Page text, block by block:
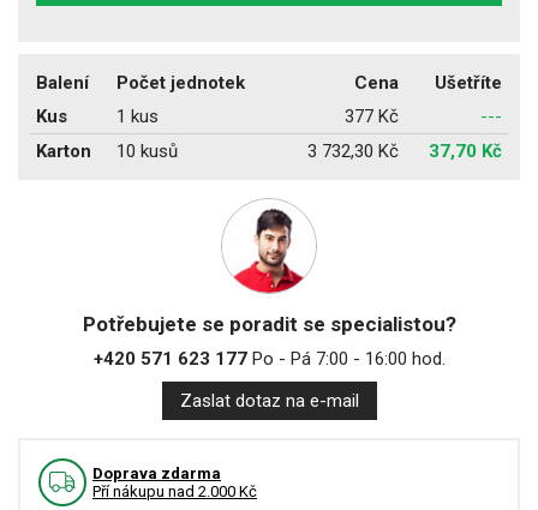
Balení Počet jednotek Cena
Ušetříte
Kus
1 kus 377 Kč
---
Karton
10 kusů 3 732,30 Kč 37,70 Kč
Potřebujete se poradit se specialistou?
+420 571 623 177Po - Pá 7:00 - 16:00 hod.
Zaslat dotaz na e-mail
Doprava zdarma
Pří nákupu nad 2.000 Kč